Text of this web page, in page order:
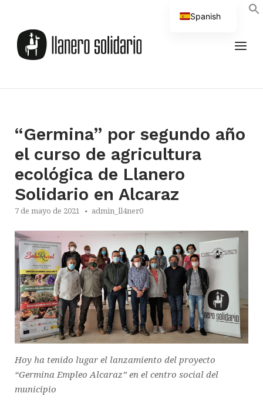
“Germina” por segundo año
el curso de agricultura
ecológica de Llanero
Solidario en Alcaraz
7 de mayo de 2021 admin_ll4ner0
Hoy ha tenido lugar el lanzamiento del proyecto
“Germina Empleo Alcaraz” en el centro social del
municipio
Spanish